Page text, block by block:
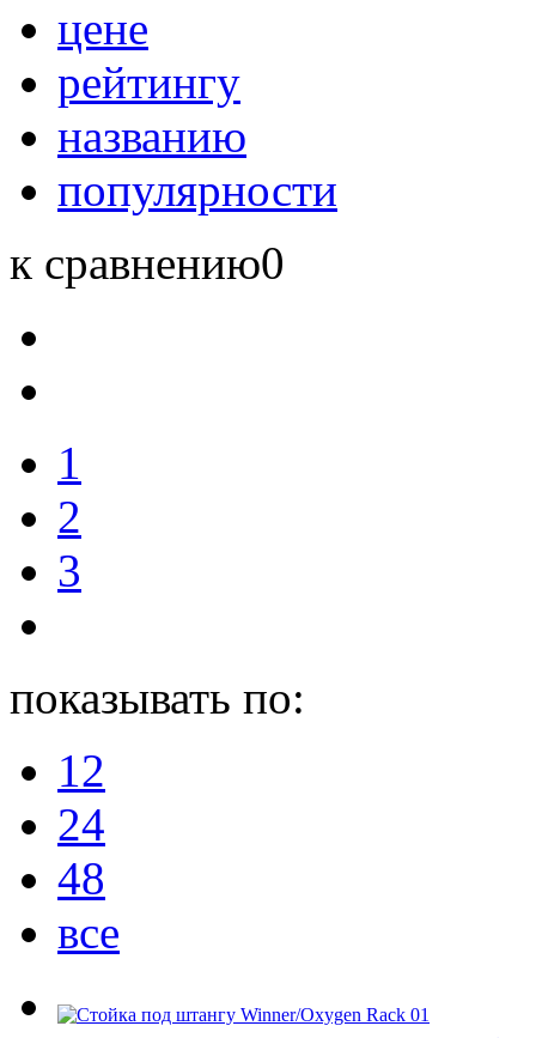
цене
рейтингу
названию
популярности
к сравнению0
1
2
3
показывать по:
12
24
48
все